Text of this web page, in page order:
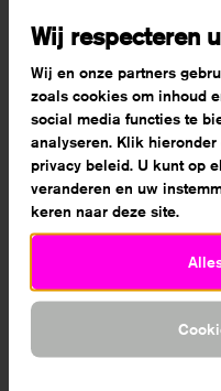
Wij respecteren
Wij en onze partners
zoals cookies om inhoud
social media functies te
analyseren. Klik
privacy beleid. U kunt op
veranderen en uw
keren naar deze site.